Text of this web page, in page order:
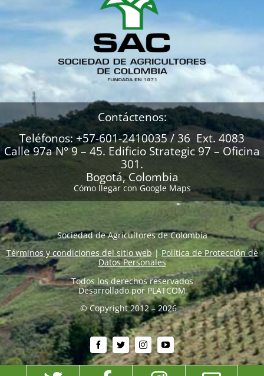
Contáctenos:
Teléfonos: +57-601-2410035 / 36 Ext. 4083
Calle 97a N° 9 – 45. Edificio Strategic 97 – Oficina
301.
Bogotá, Colombia
Cómo llegar con Google Maps
Sociedad de Agricultores de Colombia
Términos y condiciones del sitio web|Política de Protección de
Datos Personales
Todos los derechos reservados
Desarrollado por PLATCOM
© Copyright 2012 – 2026